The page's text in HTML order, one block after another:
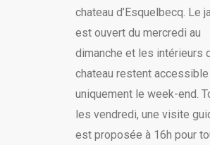
chateau d’Esquelbecq. Le
est ouvert du mercredi au
dimanche et les intérieurs
chateau restent accessible
uniquement le week-end.
les vendredi, une visite
est proposée à 16h pour